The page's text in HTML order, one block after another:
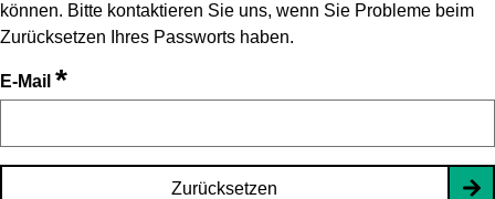
können. Bitte kontaktieren Sie uns, wenn Sie Probleme beim
Zurücksetzen Ihres Passworts haben.
E-Mail *
Zurücksetzen